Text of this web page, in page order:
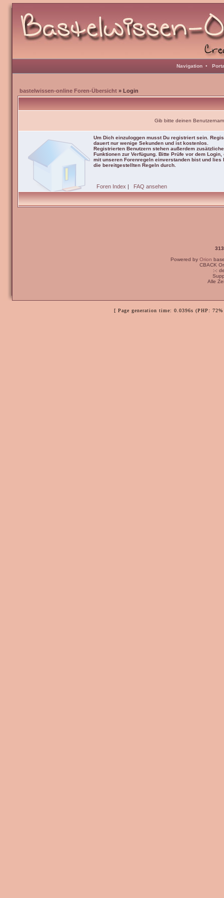
Navigation •
bastelwissen-online Foren-Übersicht » Login
Gib bitte deinen
Um Dich einzuloggen musst Du registriert sein.
dauert nur wenige Sekunden und ist kostenlos.
Registrierten Benutzern stehen außerdem zusätzliche
Funktionen zur Verfügung. Bitte Prüfe vor dem Login,
mit unseren Forenregeln einverstanden bist und lies
die bereitgestellten Regeln durch.
Foren Index | FAQ ansehen
Powered by Orion
CBACK
:-:
Alle
[ Page generation time: 0.0396s (PHP: